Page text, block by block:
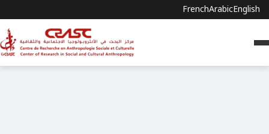
FrenchArabicEnglish